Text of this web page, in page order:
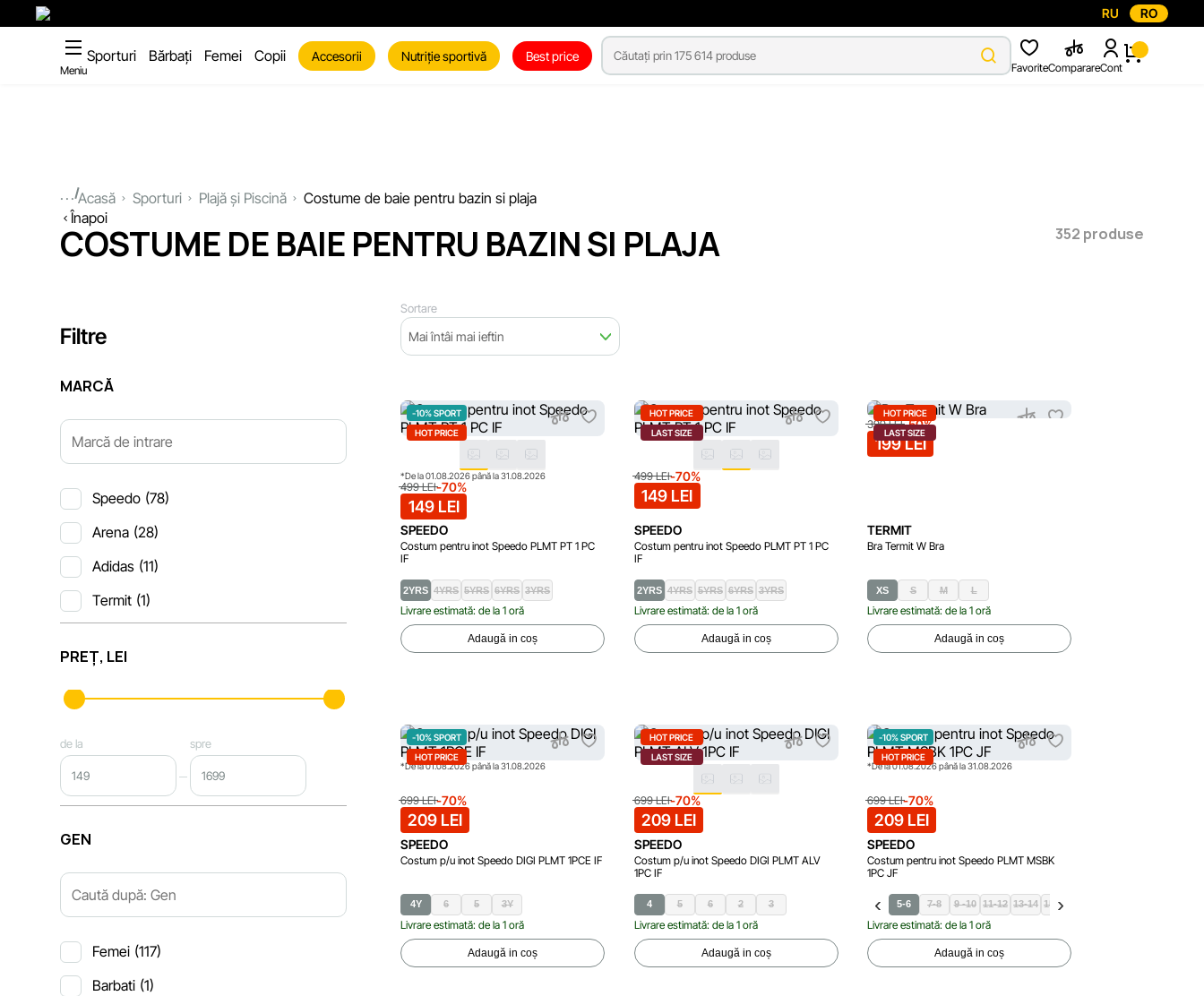
RU RO
Meniu
Sporturi Bărbați Femei Copii Accesorii Nutriție sportivă Best price
FavoriteComparareCont
...Acasă Sporturi Plajă și Piscină
Costume de baie pentru bazin si plaja
Înapoi
COSTUME DE BAIE PENTRU BAZIN SI PLAJA 352 produse
Filtre
MARCĂ
Speedo (78)
Arena (28)
Adidas (11)
Termit (1)
PREȚ, LEI
de la spre
GEN
Femei (117)
Barbati (1)
Sortare
Mai întâi mai ieftin
-10% SPORT
HOT PRICE
*De la 01.08.2026 până la 31.08.2026
499 LEI-70%
149 LEI
SPEEDO
Costum pentru inot Speedo PLMT PT 1 PC
IF
2YRS 4YRS 5YRS 6YRS 3YRS
Livrare estimată: de la 1 oră
Adaugă in coș
HOT PRICE
LAST SIZE
499 LEI-70%
149 LEI
SPEEDO
Costum pentru inot Speedo PLMT PT 1 PC
IF
2YRS 4YRS 5YRS 6YRS 3YRS
Livrare estimată: de la 1 oră
Adaugă in coș
HOT PRICE
LAST SIZE
399 LEI-50%
199 LEI
TERMIT
Bra Termit W Bra
XS S M L
Livrare estimată: de la 1 oră
Adaugă in coș
-10% SPORT
HOT PRICE
*De la 01.08.2026 până la 31.08.2026
699 LEI-70%
209 LEI
SPEEDO
Costum p/u inot Speedo DIGI PLMT 1PCE IF
4Y 6 5 3Y
Livrare estimată: de la 1 oră
Adaugă in coș
HOT PRICE
LAST SIZE
699 LEI-70%
209 LEI
SPEEDO
Costum p/u inot Speedo DIGI PLMT ALV
1PC IF
4 5 6 2 3
Livrare estimată: de la 1 oră
Adaugă in coș
-10% SPORT
HOT PRICE
*De la 01.08.2026 până la 31.08.2026
699 LEI-70%
209 LEI
SPEEDO
Costum pentru inot Speedo PLMT MSBK
1PC JF
5-6 7-8 9 -10 11-12 13-14 15-16
Livrare estimată: de la 1 oră
Adaugă in coș